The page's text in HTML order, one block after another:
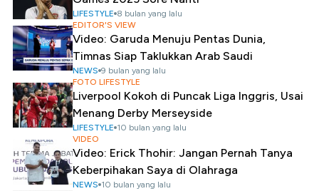
LIFESTYLE 8 bulan yang lalu
EDITOR'S VIEW
Video: Garuda Menuju Pentas Dunia,
Timnas Siap Taklukkan Arab Saudi
NEWS 9 bulan yang lalu
FOTO LIFESTYLE
Liverpool Kokoh di Puncak Liga Inggris, Usai
Menang Derby Merseyside
LIFESTYLE 10 bulan yang lalu
VIDEO
Video: Erick Thohir: Jangan Pernah Tanya
Keberpihakan Saya di Olahraga
NEWS 10 bulan yang lalu